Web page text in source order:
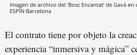
Imagen de archivo del ‘Bosc Encantat’ de Gavà
ESPÍN Barcelona
El contrato tiene por objeto la
experiencia “inmersiva y mágica”